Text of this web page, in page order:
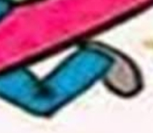
महत्वाच्या बातम्या
What Is a Front-End
How to Become One,